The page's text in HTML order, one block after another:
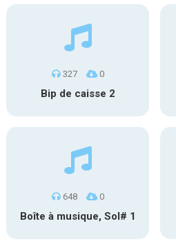
327 0
Bip de caisse 2
648 0
Boîte à musique, Sol# 1